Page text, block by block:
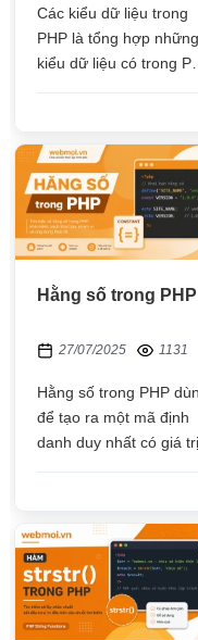
Các kiểu dữ liệu trong
PHP là tổng hợp những
kiểu dữ liệu có trong
(array)
Hằng số trong PHP
27/07/2025 1131
Hằng số trong PHP
để tạo ra một mã định
danh duy nhất có giá